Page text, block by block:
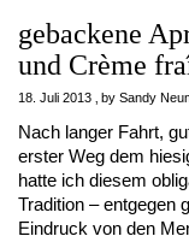
gebackene
und Crème
18. Juli 2013 by Sandy
Nach langer Fahrt,
erster Weg dem
hatte ich diesem
Tradition – entgegen
Eindruck von den